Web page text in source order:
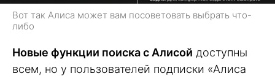
Вот так Алиса может вам посоветовать выбрать что-
либо
Новые функции поиска с Алисой доступны
всем, но у пользователей подписки «Алиса